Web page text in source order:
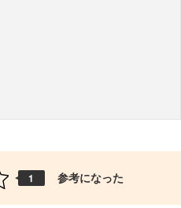
1 参考になった